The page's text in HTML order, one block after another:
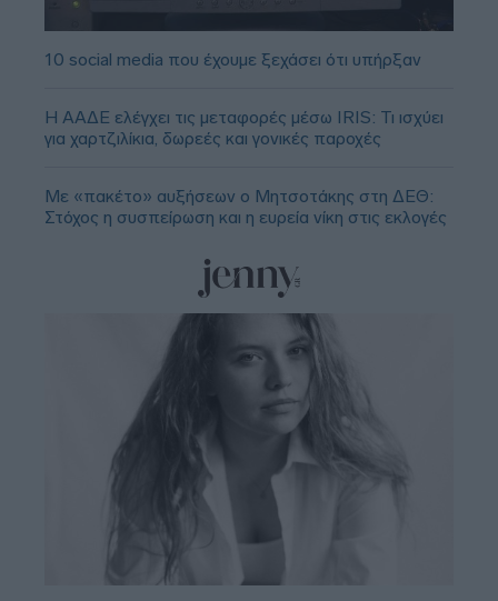
10 social media που έχουμε ξεχάσει ότι υπήρξαν
Η ΑΑΔΕ ελέγχει τις μεταφορές μέσω IRIS: Τι ισχύει
για χαρτζιλίκια, δωρεές και γονικές παροχές
Με «πακέτο» αυξήσεων ο Μητσοτάκης στη ΔΕΘ:
Στόχος η συσπείρωση και η ευρεία νίκη στις εκλογές